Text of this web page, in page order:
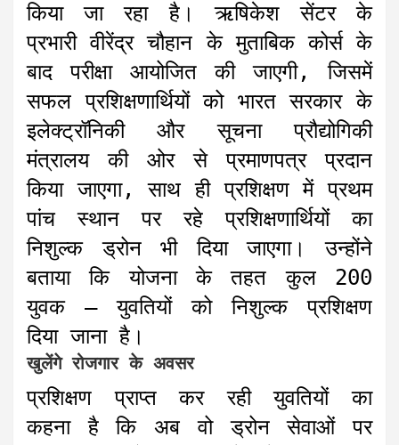
किया जा रहा है। ऋषिकेश सेंटर के
प्रभारी वीरेंद्र चौहान के मुताबिक कोर्स के
बाद परीक्षा आयोजित की जाएगी, जिसमें
सफल प्रशिक्षणार्थियों को भारत सरकार के
इलेक्ट्रॉनिकी और सूचना प्रौद्योगिकी
मंत्रालय की ओर से प्रमाणपत्र प्रदान
किया जाएगा, साथ ही प्रशिक्षण में प्रथम
पांच स्थान पर रहे प्रशिक्षणार्थियों का
निशुल्क ड्रोन भी दिया जाएगा। उन्होंने
बताया कि योजना के तहत कुल 200
युवक – युवतियों को निशुल्क प्रशिक्षण
दिया जाना है।
खुलेंगे रोजगार के अवसर
प्रशिक्षण प्राप्त कर रही युवतियों का
कहना है कि अब वो ड्रोन सेवाओं पर